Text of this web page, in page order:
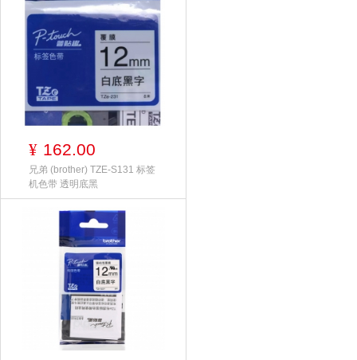
¥ 162.00
兄弟 (brother) TZE-S131 标签
机色带 透明底黑